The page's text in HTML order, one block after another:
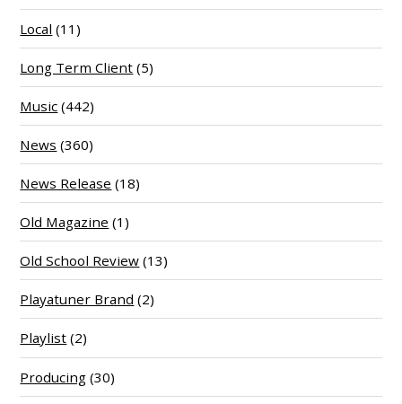
Local (11)
Long Term Client (5)
Music (442)
News (360)
News Release (18)
Old Magazine (1)
Old School Review (13)
Playatuner Brand (2)
Playlist (2)
Producing (30)